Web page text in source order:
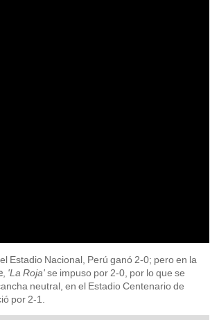
el Estadio Nacional, Perú ganó 2-0; pero en la
'La Roja'se impuso por 2-0, por lo que se
neutral, en el Estadio Centenario de
por 2-1.